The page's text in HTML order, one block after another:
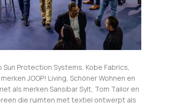
Protection Systems, Kobe Fabrics,
JOOP! Living, Schöner Wohnen en
als merken Sansibar Sylt, Tom Tailor en
die ruimten met textiel ontwerpt als